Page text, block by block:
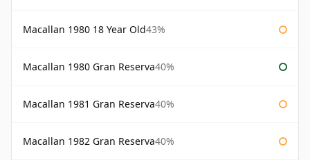
Macallan 1980 18 Year Old43%
Macallan 1980 Gran Reserva40%
Macallan 1981 Gran Reserva40%
Macallan 1982 Gran Reserva40%